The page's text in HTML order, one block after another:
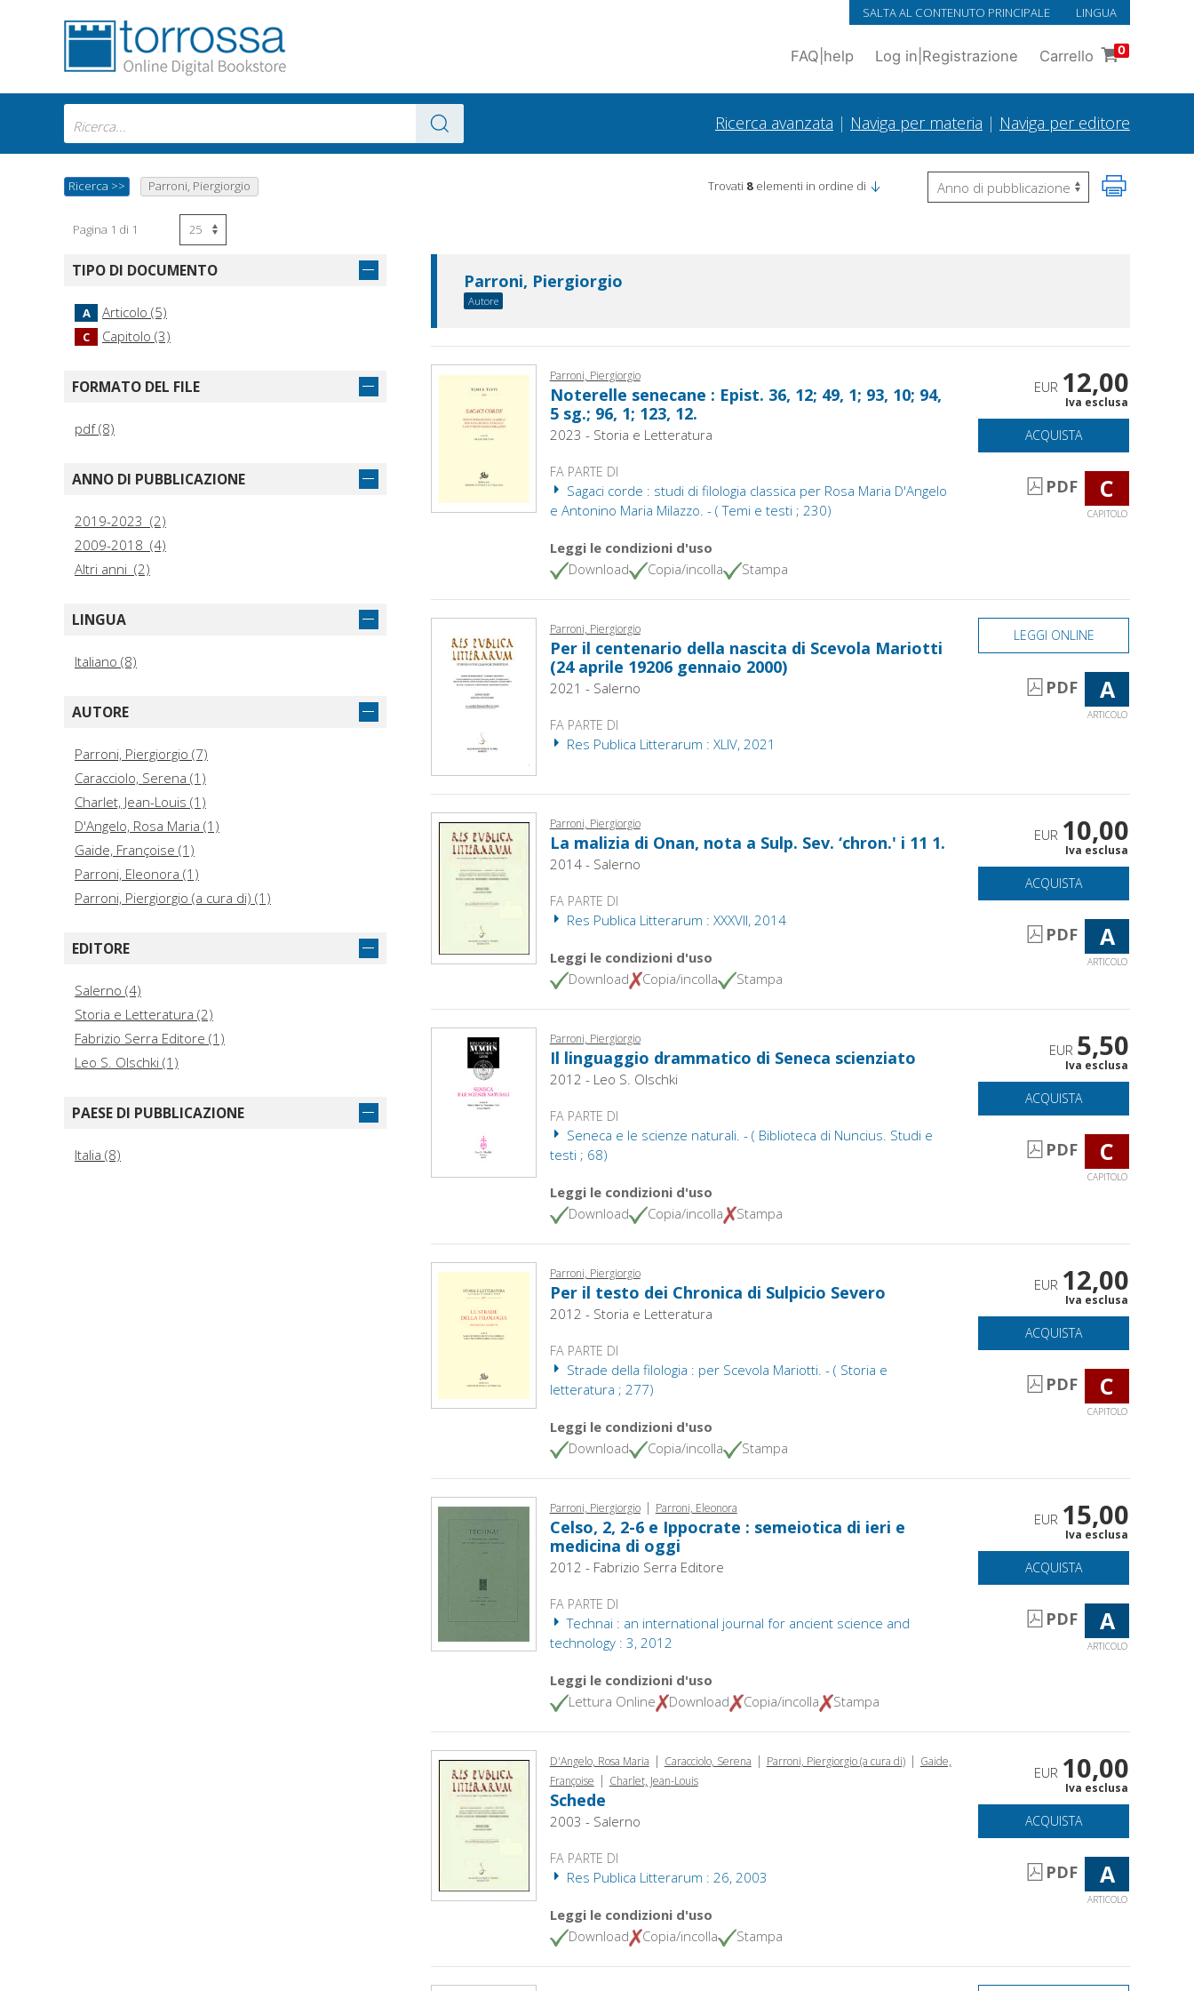
SALTA AL CONTENUTO PRINCIPALE LINGUA
FAQ help Log in Registrazione Carrello 0
Ricerca avanzata | Naviga per materia | Naviga per editore
Ricerca >> Parroni, Piergiorgio Trovati 8 elementi in ordine di
Pagina 1 di 1
TIPO DI DOCUMENTO
A Articolo (5)
C Capitolo (3)
FORMATO DEL FILE
pdf (8)
ANNO DI PUBBLICAZIONE
2019-2023 (2)
2009-2018 (4)
Altri anni (2)
LINGUA
Italiano (8)
AUTORE
Parroni, Piergiorgio (7)
Caracciolo, Serena (1)
Charlet, Jean-Louis (1)
D'Angelo, Rosa Maria (1)
Gaide, Françoise (1)
Parroni, Eleonora (1)
Parroni, Piergiorgio (a cura di) (1)
EDITORE
Salerno (4)
Storia e Letteratura (2)
Fabrizio Serra Editore (1)
Leo S. Olschki (1)
PAESE DI PUBBLICAZIONE
Italia (8)
Parroni, Piergiorgio
Autore
Parroni, Piergiorgio
Noterelle senecane : Epist. 36, 12; 49, 1; 93, 10; 94,
5 sg.; 96, 1; 123, 12.
2023 - Storia e Letteratura
FA PARTE DI
Sagaci corde : studi di filologia classica per Rosa Maria D'Angelo
e Antonino Maria Milazzo. - ( Temi e testi ; 230)
Leggi le condizioni d'uso
Download
Copia/incolla Stampa
EUR 12,00
Iva esclusa
ACQUISTA
PDF C
CAPITOLO
Parroni, Piergiorgio
Per il centenario della nascita di Scevola Mariotti
(24 aprile 19206 gennaio 2000)
2021 - Salerno
FA PARTE DI
Res Publica Litterarum : XLIV, 2021
LEGGI ONLINE
PDF A
ARTICOLO
Parroni, Piergiorgio
La malizia di Onan, nota a Sulp. Sev. ‘chron.' i 11 1.
2014 - Salerno
FA PARTE DI
Res Publica Litterarum : XXXVII, 2014
Leggi le condizioni d'uso
Download
Copia/incolla Stampa
EUR 10,00
Iva esclusa
ACQUISTA
PDF A
ARTICOLO
Parroni, Piergiorgio
Il linguaggio drammatico di Seneca scienziato
2012 - Leo S. Olschki
FA PARTE DI
Seneca e le scienze naturali. - ( Biblioteca di Nuncius. Studi e
testi ; 68)
Leggi le condizioni d'uso
Download
Copia/incolla Stampa
EUR 5,50
Iva esclusa
ACQUISTA
PDF C
CAPITOLO
Parroni, Piergiorgio
Per il testo dei Chronica di Sulpicio Severo
2012 - Storia e Letteratura
FA PARTE DI
Strade della filologia : per Scevola Mariotti. - ( Storia e
letteratura ; 277)
Leggi le condizioni d'uso
Download
Copia/incolla Stampa
EUR 12,00
Iva esclusa
ACQUISTA
PDF C
CAPITOLO
Parroni, Piergiorgio | Parroni, Eleonora
Celso, 2, 2-6 e Ippocrate : semeiotica di ieri e
medicina di oggi
2012 - Fabrizio Serra Editore
FA PARTE DI
Technai : an international journal for ancient science and
technology : 3, 2012
Leggi le condizioni d'uso
Lettura Online
Download Copia/incolla Stampa
EUR 15,00
Iva esclusa
ACQUISTA
PDF A
ARTICOLO
D'Angelo, Rosa Maria | Caracciolo, Serena | Parroni, Piergiorgio (a cura di) | Gaide,
Françoise | Charlet, Jean-Louis
Schede
2003 - Salerno
FA PARTE DI
Res Publica Litterarum : 26, 2003
Leggi le condizioni d'uso
Download
Copia/incolla Stampa
EUR 10,00
Iva esclusa
ACQUISTA
PDF A
ARTICOLO